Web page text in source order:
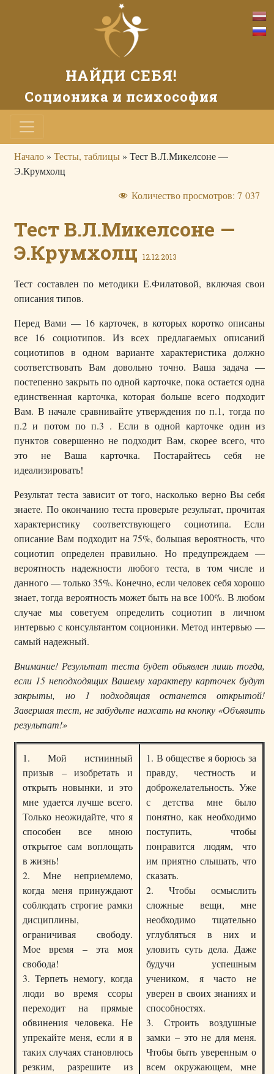
НАЙДИ СЕБЯ!
Соционика и психософия
Начало» Тесты, таблицы» Тест В.Л.Микелсоне —
Э.Крумхолц
Количество просмотров: 7 037
Тест В.Л.Микелсоне —
Э.Крумхолц 12.12.2013
Тест составлен по методики Е.Филатовой, включая свои
описания типов.
Перед Вами — 16 карточек, в которых коротко описаны
все 16 социотипов. Из всех предлагаемых описаний
социотипов в одном варианте характеристика должно
соответствовать Вам довольно точно. Ваша задача —
постепенно закрыть по одной карточке, пока остается одна
единственная карточка, которая больше всего подходит
Вам. В начале сравнивайте утверждения по п.1, тогда по
п.2 и потом по п.3 . Если в одной карточке один из
пунктов совершенно не подходит Вам, скорее всего, что
это не Ваша карточка. Постарайтесь себя не
идеализировать!
Результат теста зависит от того, насколько верно Вы себя
знаете. По окончанию теста проверьте результат, прочитая
характеристику соответствующего социотипа. Если
описание Вам подходит на 75%, большая вероятность, что
социотип определен правильно. Но предупреждаем —
вероятность надежности любого теста, в том числе и
данного — только 35%. Конечно, если человек себя хорошо
знает, тогда вероятность может быть на все 100%. В любом
случае мы советуем определить социотип в личном
интервью с консультантом соционики. Метод интервью —
самый надежный.
Внимание! Результат теста будет обьявлен лишь тогда,
если 15 неподходящих Вашему характеру карточек будут
закрыты, но 1 подходящая останется открытой!
Завершая тест, не забудьте нажать на кнопку «Объявить
результат!»
1. Мой истиинный
призыв – изобретать и
открыть новынки, и это
мне удается лучше всего.
Только неожидайте, что я
способен все мною
открытое сам воплощать
в жизнь!
2. Мне неприемлемо,
когда меня принуждают
соблюдать строгие рамки
дисциплины,
ограничивая свободу.
Мое время – эта моя
свобода!
3. Терпеть немогу, когда
люди во время ссоры
переходит на прямые
обвинения человека. Не
упрекайте меня, если я в
таких случаях становлюсь
резким, разрешите из
1. В обществе я борюсь за
правду, честность и
доброжелательность. Уже
с детства мне было
понятно, как необходимо
поступить, чтобы
понравится людям, что
им приятно слышать, что
сказать.
2. Чтобы осмыслить
сложные вещи, мне
необходимо тщательно
углубляться в них и
уловить суть дела. Даже
будучи успешным
учеником, я часто не
уверен в своих знаниях и
способностях.
3. Строить воздушные
замки – это не для меня.
Чтобы быть уверенным о
всем окружающем, мне